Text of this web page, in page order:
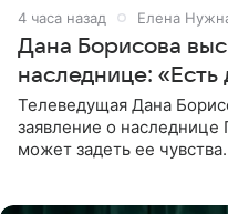
4 часа назад Елена
Дана Борисова
наследнице:
Телеведущая Дана
заявление о
может задеть ее